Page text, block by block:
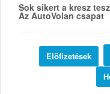
Sok sikert a kresz
Az AutoVolan csapat
Elöfizetések